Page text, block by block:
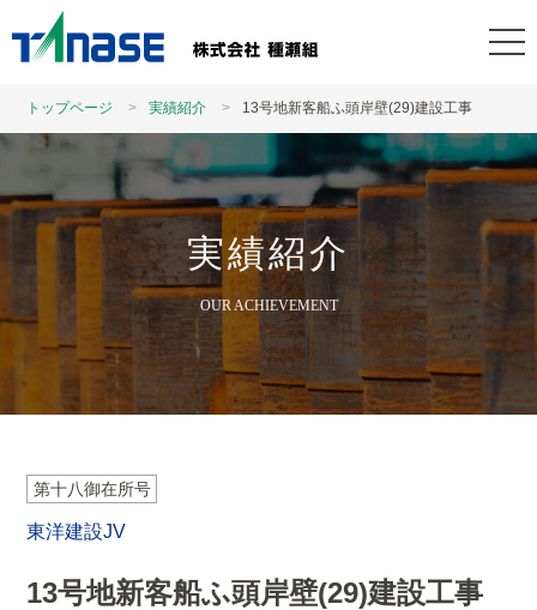
トップページ 実績紹介 13号地新客船ふ頭岸壁(29)建設工事
実績紹介
OUR ACHIEVEMENT
第十八御在所号
東洋建設JV
13号地新客船ふ頭岸壁(29)建設工事